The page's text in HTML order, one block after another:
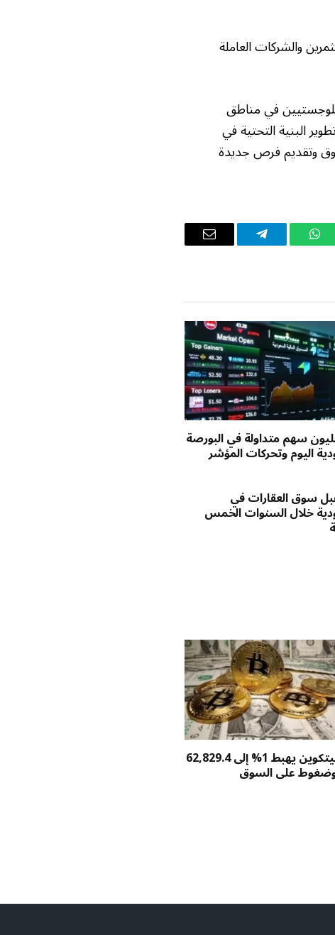
والشركات العاملة
في مناطق
البنية التحتية في
وتقديم فرص جديدة
واتساب تيلقرام
البريد
مليون سهم متداولة في البورصة
اليوم وتحركات المؤشر
سوق العقارات في
خلال السنوات الخمس
سعر بيتكوين يهبط 1% إلى 62,829.4
وضغوط على السوق